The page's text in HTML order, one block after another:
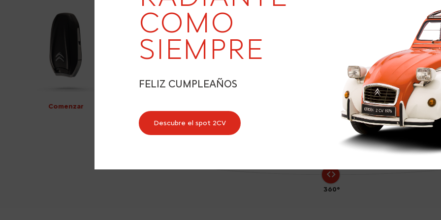
COMO
SIEMPRE
FELIZ CUMPLEAÑOS
Descubre el spot 2CV
360°
Comenzar